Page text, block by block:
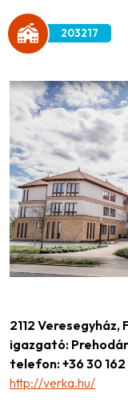
203217
2112 Veresegyház,
igazgató:
telefon: +36 30
http://verka.hu/